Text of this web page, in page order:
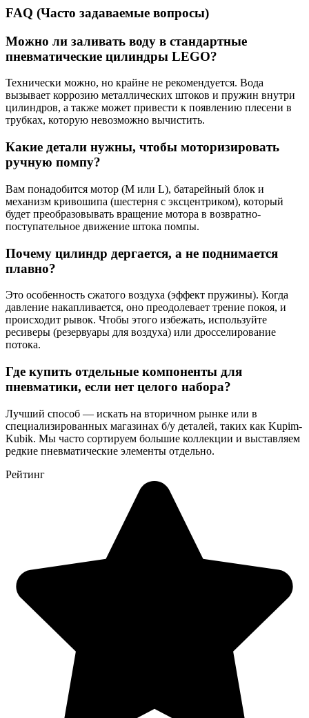
FAQ (Часто задаваемые вопросы)
Можно ли заливать воду в стандартные
пневматические цилиндры LEGO?
Технически можно, но крайне не рекомендуется. Вода
вызывает коррозию металлических штоков и пружин внутри
цилиндров, а также может привести к появлению плесени в
трубках, которую невозможно вычистить.
Какие детали нужны, чтобы моторизировать
ручную помпу?
Вам понадобится мотор (M или L), батарейный блок и
механизм кривошипа (шестерня с эксцентриком), который
будет преобразовывать вращение мотора в возвратно-
поступательное движение штока помпы.
Почему цилиндр дергается, а не поднимается
плавно?
Это особенность сжатого воздуха (эффект пружины). Когда
давление накапливается, оно преодолевает трение покоя, и
происходит рывок. Чтобы этого избежать, используйте
ресиверы (резервуары для воздуха) или дросселирование
потока.
Где купить отдельные компоненты для
пневматики, если нет целого набора?
Лучший способ — искать на вторичном рынке или в
специализированных магазинах б/у деталей, таких как Kupim-
Kubik. Мы часто сортируем большие коллекции и выставляем
редкие пневматические элементы отдельно.
Рейтинг